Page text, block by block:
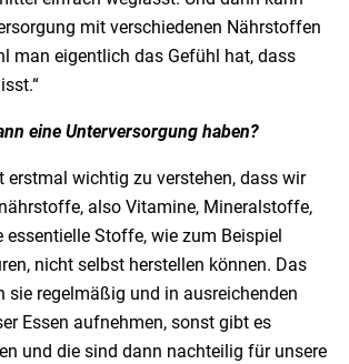
mit verschiedenen Nährstoffen
man eigentlich das Gefühl hat, dass
eine Unterversorgung haben?
erstmal wichtig zu verstehen, dass wir
also Vitamine, Mineralstoffe,
essentielle Stoffe, wie zum Beispiel
nicht selbst herstellen können. Das
sie regelmäßig und in ausreichenden
Essen aufnehmen, sonst gibt es
und die sind dann nachteilig für unsere